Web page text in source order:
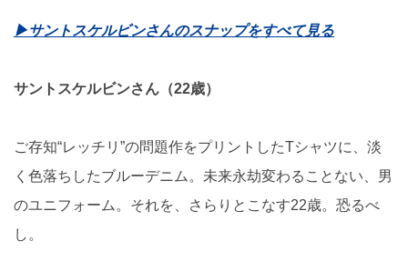
▶︎サントスケルビンさんのスナップをすべて見る
サントスケルビンさん（22歳）
ご存知“レッチリ”の問題作をプリントしたTシャツに、淡
く色落ちしたブルーデニム。未来永劫変わることない、男
のユニフォーム。それを、さらりとこなす22歳。恐るべ
し。